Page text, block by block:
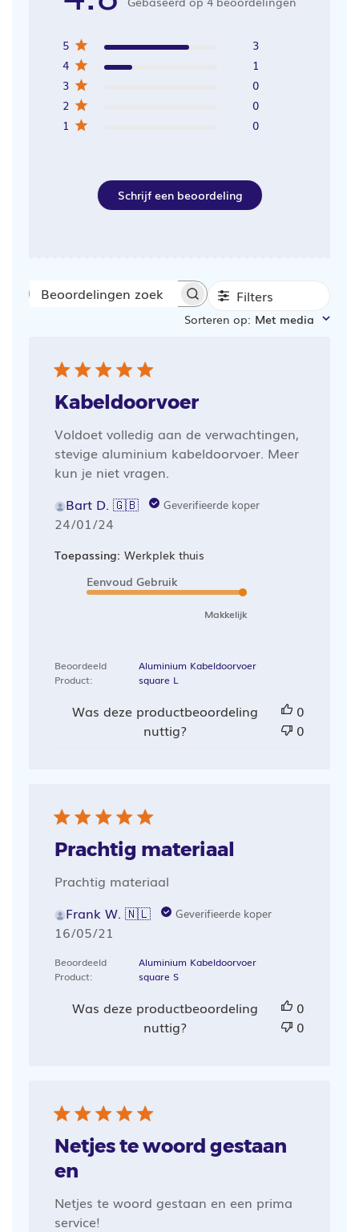
5
3
4
1
3
0
2
0
1
0
Schrijf een beoordeling
Beoordelingen
Filters
Sorteren op: Met media
Kabeldoorvoer
Voldoet volledig aan de verwachtingen,
stevige aluminium kabeldoorvoer. Meer
kun je niet vragen.
Bart D. 🇬🇧
Geverifieerde koper
Publicatiedatum
24/01/24
Toepassing: Werkplek thuis
Eenvoud Gebruik
Makkelijk
Beoordeeld
Product:
Aluminium Kabeldoorvoer
square L
Was deze productbeoordeling
nuttig?
0
0
Prachtig materiaal
Prachtig materiaal
Frank W. 🇳🇱
Geverifieerde koper
Publicatiedatum
16/05/21
Beoordeeld
Product:
Aluminium Kabeldoorvoer
square S
Was deze productbeoordeling
nuttig?
0
0
Netjes te woord gestaan
en
Netjes te woord gestaan en een prima
service!